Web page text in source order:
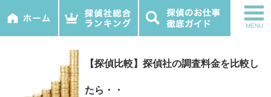
MENU
【探偵比較】探偵社の調査料金を比較し
たら・・